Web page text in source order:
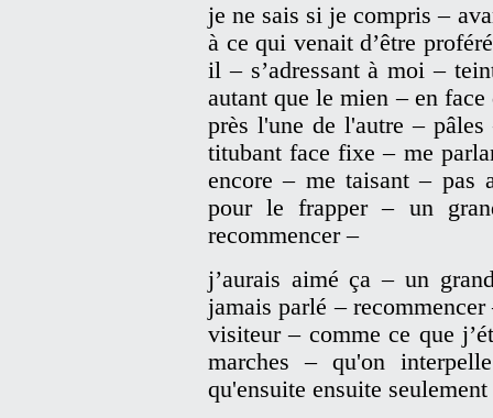
je ne sais si je compris –
à ce qui venait d’être
il – s’adressant à moi –
autant que le mien – en
près l'une de l'autre –
titubant face fixe – me
encore – me taisant – pas
pour le frapper – un
recommencer –
j’aurais aimé ça – un
jamais parlé –
visiteur – comme ce que
marches – qu'on
qu'ensuite ensuite